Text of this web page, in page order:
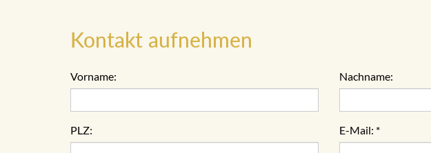
Kontakt aufnehmen
Vorname: Nachname:
PLZ: E-Mail: *